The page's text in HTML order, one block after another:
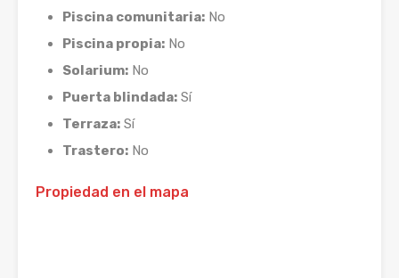
Piscina comunitaria: No
Piscina propia: No
Solarium: No
Puerta blindada: Sí
Terraza: Sí
Trastero: No
Propiedad en el mapa